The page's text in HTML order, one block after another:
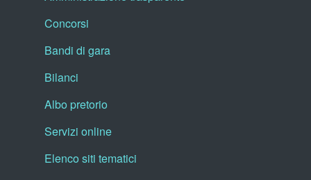
Concorsi
Bandi di gara
Bilanci
Albo pretorio
Servizi online
Elenco siti tematici